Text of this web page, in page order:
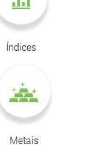
Índices
Metais